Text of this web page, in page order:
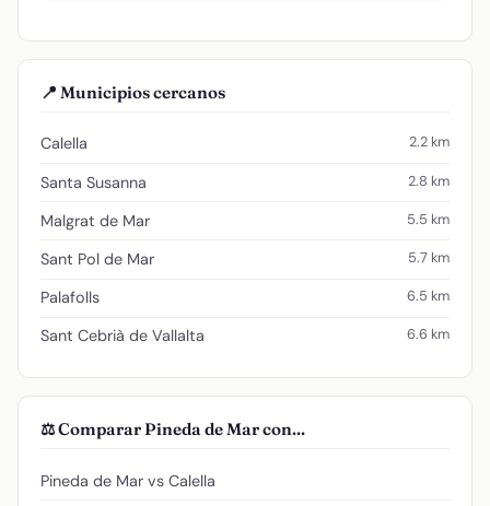
📍 Municipios cercanos
Calella 2.2 km
Santa Susanna 2.8 km
Malgrat de Mar 5.5 km
Sant Pol de Mar 5.7 km
Palafolls 6.5 km
Sant Cebrià de Vallalta 6.6 km
⚖️ Comparar Pineda de Mar con...
Pineda de Mar vs Calella